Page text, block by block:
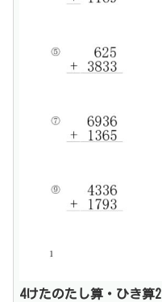
4けたのたし算・ひき算2